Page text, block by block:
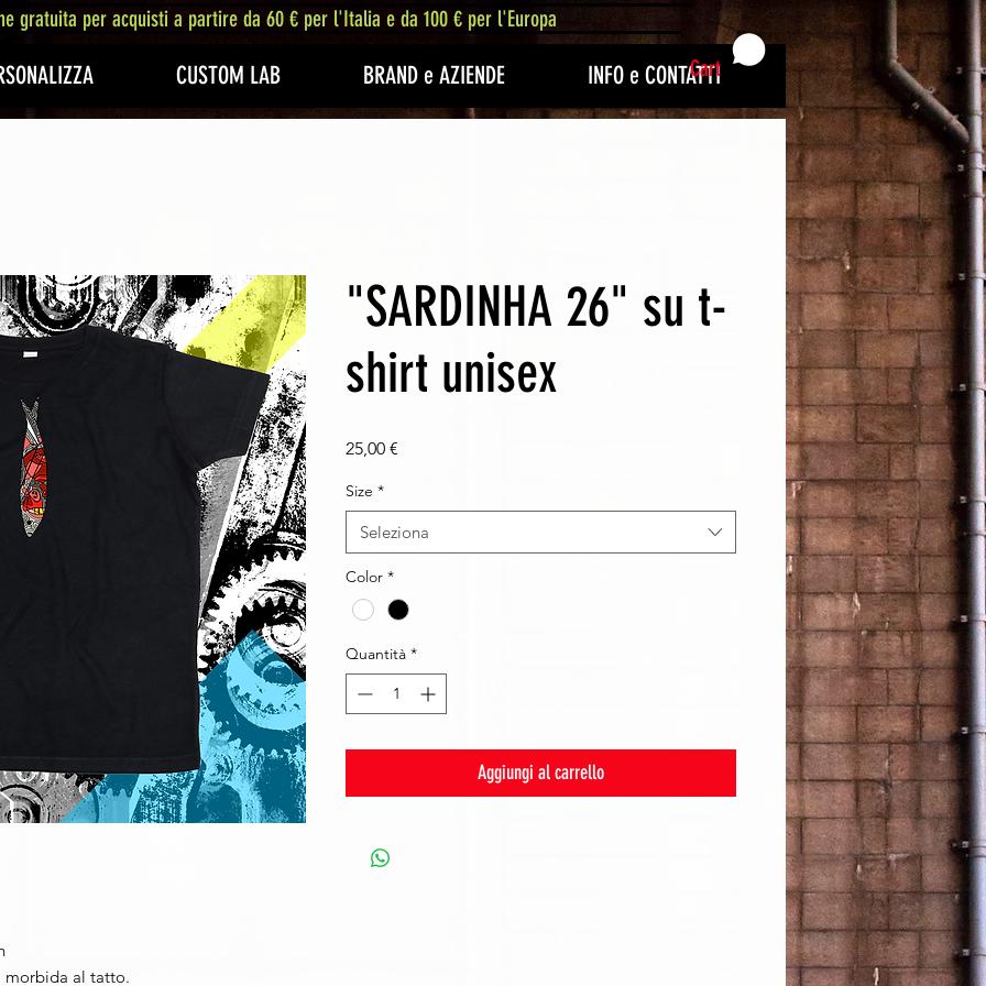
CUSTOM LAB BRAND e AZIENDE INFO e CONTATTI
gratuita per acquisti a partire da 60 € per l'Italia e da 100 € per l'Europa
Cart
morbida al tatto.
"SARDINHA 26" su t-
shirt unisex
25,00 €
Size *
Seleziona
Color *
Quantità *
Aggiungi al carrello